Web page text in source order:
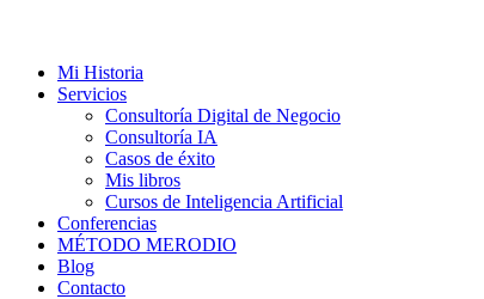
Mi Historia
Servicios
Consultoría Digital de Negocio
Consultoría IA
Casos de éxito
Mis libros
Cursos de Inteligencia Artificial
Conferencias
MÉTODO MERODIO
Blog
Contacto